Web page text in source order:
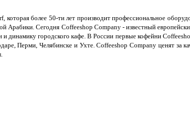
более 50-ти лет производит профессиональное
Арабики. Сегодня Coffeeshop Company - известный
динамику городского кафе. В России первые кофейни
Перми, Челябинске и Ухте. Coffeeshop Company ценят за